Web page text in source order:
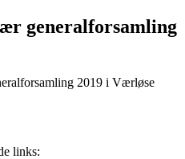
generalforsamling
2019 i Værløse
links: